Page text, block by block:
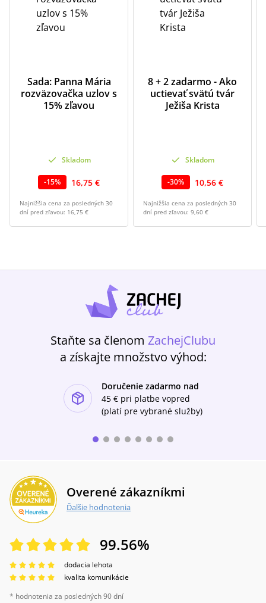
Sada: Panna Mária
rozväzovačka uzlov s
15% zľavou
Skladom
-15% 16,75 €
Najnižšia cena za posledných 30
dní pred zľavou: 16,75 €
8 + 2 zadarmo - Ako
uctievať svätú tvár
Ježiša Krista
Skladom
-30% 10,56 €
Najnižšia cena za posledných 30
dní pred zľavou: 9,60 €
Staňte sa členom ZachejClubu
a získajte množstvo výhod:
Doručenie zadarmo nad
45 € pri platbe vopred
(platí pre vybrané služby)
Overené zákazníkmi
Ďalšie hodnotenia
99.56%
dodacia lehota
kvalita komunikácie
* hodnotenia za posledných 90 dní